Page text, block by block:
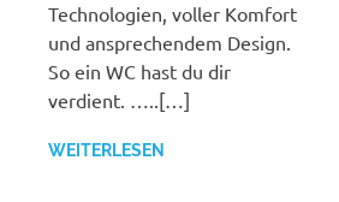
Technologien, voller Komfort
und ansprechendem Design.
So ein WC hast du dir
verdient. …..[…]
WEITERLESEN